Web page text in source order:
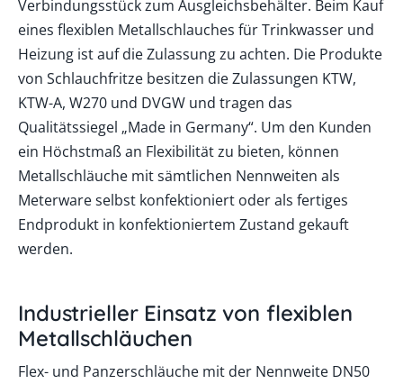
Verbindungsstück zum Ausgleichsbehälter. Beim Kauf
eines flexiblen Metallschlauches für Trinkwasser und
Heizung ist auf die Zulassung zu achten. Die Produkte
von Schlauchfritze besitzen die Zulassungen KTW,
KTW-A, W270 und DVGW und tragen das
Qualitätssiegel „Made in Germany“. Um den Kunden
ein Höchstmaß an Flexibilität zu bieten, können
Metallschläuche mit sämtlichen Nennweiten als
Meterware selbst konfektioniert oder als fertiges
Endprodukt in konfektioniertem Zustand gekauft
werden.
Industrieller Einsatz von flexiblen
Metallschläuchen
Flex- und Panzerschläuche mit der Nennweite DN50